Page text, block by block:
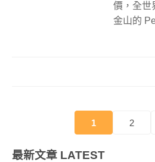
價，全世
金山的
1 2
最新文章 LATEST